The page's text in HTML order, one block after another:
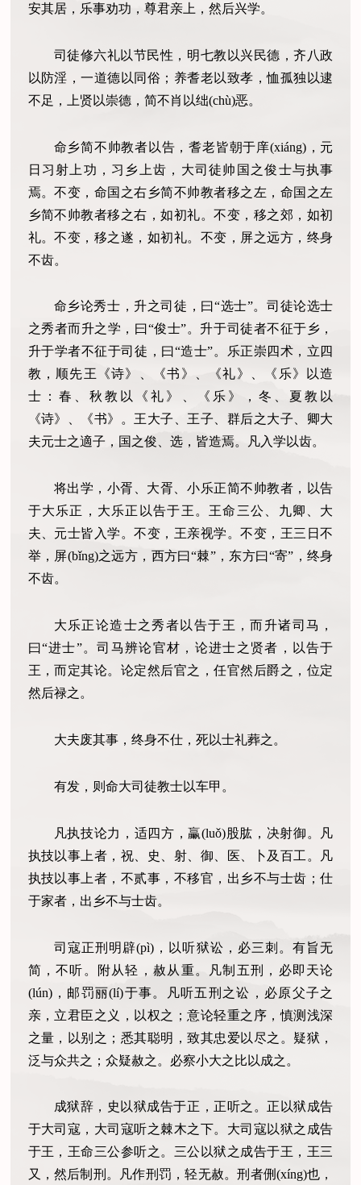
安其居，乐事劝功，尊君亲上，然后兴学。
司徒修六礼以节民性，明七教以兴民德，齐八政
以防淫，一道德以同俗；养耆老以致孝，恤孤独以逮
不足，上贤以崇德，简不肖以绌(chù)恶。
命乡简不帅教者以告，耆老皆朝于庠(xiáng)，元
日习射上功，习乡上齿，大司徒帅国之俊士与执事
焉。不变，命国之右乡简不帅教者移之左，命国之左
乡简不帅教者移之右，如初礼。不变，移之郊，如初
礼。不变，移之遂，如初礼。不变，屏之远方，终身
不齿。
命乡论秀士，升之司徒，曰“选士”。司徒论选士
之秀者而升之学，曰“俊士”。升于司徒者不征于乡，
升于学者不征于司徒，曰“造士”。乐正崇四术，立四
教，顺先王《诗》、《书》、《礼》、《乐》以造
士：春、秋教以《礼》、《乐》，冬、夏教以
《诗》、《书》。王大子、王子、群后之大子、卿大
夫元士之適子，国之俊、选，皆造焉。凡入学以齿。
将出学，小胥、大胥、小乐正简不帅教者，以告
于大乐正，大乐正以告于王。王命三公、九卿、大
夫、元士皆入学。不变，王亲视学。不变，王三日不
举，屏(bǐng)之远方，西方曰“棘”，东方曰“寄”，终身
不齿。
大乐正论造士之秀者以告于王，而升诸司马，
曰“进士”。司马辨论官材，论进士之贤者，以告于
王，而定其论。论定然后官之，任官然后爵之，位定
然后禄之。
大夫废其事，终身不仕，死以士礼葬之。
有发，则命大司徒教士以车甲。
凡执技论力，适四方，臝(luǒ)股肱，决射御。凡
执技以事上者，祝、史、射、御、医、卜及百工。凡
执技以事上者，不贰事，不移官，出乡不与士齿；仕
于家者，出乡不与士齿。
司寇正刑明辟(pì)，以听狱讼，必三刺。有旨无
简，不听。附从轻，赦从重。凡制五刑，必即天论
(lún)，邮罚丽(lí)于事。凡听五刑之讼，必原父子之
亲，立君臣之义，以权之；意论轻重之序，慎测浅深
之量，以别之；悉其聪明，致其忠爱以尽之。疑狱，
泛与众共之；众疑赦之。必察小大之比以成之。
成狱辞，史以狱成告于正，正听之。正以狱成告
于大司寇，大司寇听之棘木之下。大司寇以狱之成告
于王，王命三公参听之。三公以狱之成告于王，王三
又，然后制刑。凡作刑罚，轻无赦。刑者侀(xíng)也，